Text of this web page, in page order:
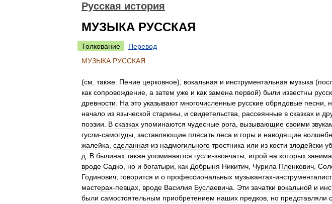
Русская история
МУЗЫКА РУССКАЯ
Толкование
Перевод
МУЗЫКА РУССКАЯ
(см также: Пение церковное), вокальная и инструментальная музыка (
как сопровождение а затем уже и как замена первой) были известны
древности
На это указывают многочисленные русские обрядовые песни
начало из языческой старины и свидетельства рассеянные в сказках и
поэзии
В сказках упоминаются чудесные рога вызывающие своими
гусли-самогуды заставляющие плясать леса и горы и наводящие
жалейка сделанная из надмогильного тростника или из кости злодейски
д
В былинах также упоминаются гусли-звончаты игрой на которых
вроде Садко но и богатыри как Добрыня Никитич Чурила Пленкович
Годинович; говорится и о профессиональных музыкантах-
мастерах-певцах вроде Василия Буслаевича Эти зачатки вокальной и
были самостоятельным приобретением наших предков но представляли